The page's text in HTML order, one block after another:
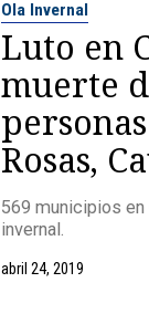
Ola Invernal
Luto en
muerte
Rosas,
569 municipios
invernal.
abril 24, 2019